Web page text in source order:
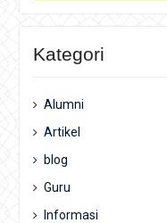
Kategori
Alumni
Artikel
blog
Guru
Informasi